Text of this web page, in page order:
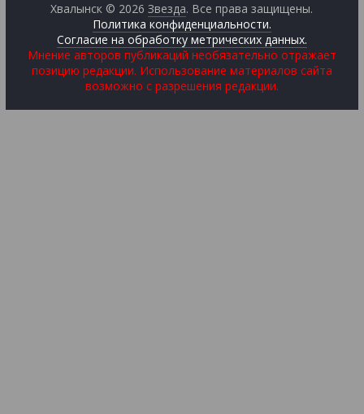
Хвалынск © 2026Звезда. Все права защищены.
Политика конфиденциальности.
Согласие на обработку метрических данных.
Мнение авторов публикаций необязательно отражает
позицию редакции. Использование материалов сайта
возможно с разрешения редакции.